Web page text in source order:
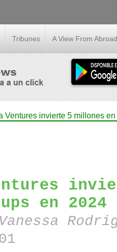
Tribunes A View From Abroad
Ventures invierte 5 millones
en 2024
Vanessa